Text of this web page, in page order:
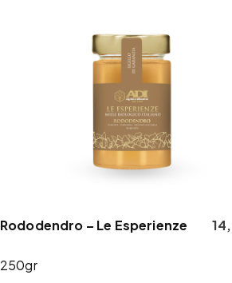
Rododendro – Le Esperienze
250gr